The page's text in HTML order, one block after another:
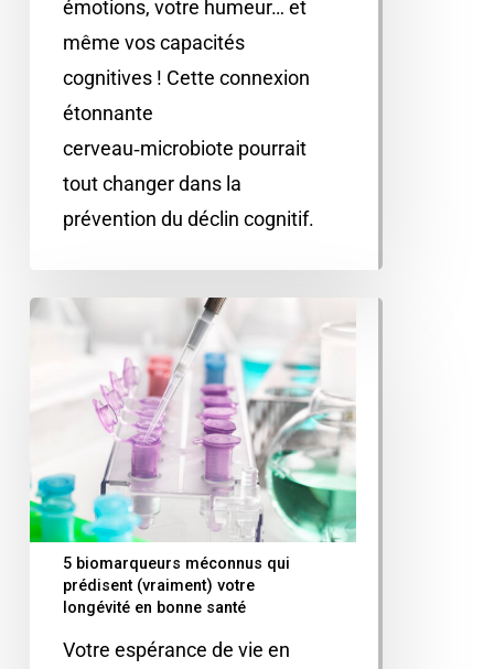
émotions, votre humeur… et
même vos capacités
cognitives ! Cette connexion
étonnante
cerveau‑microbiote pourrait
tout changer dans la
prévention du déclin cognitif.
5 biomarqueurs méconnus qui
prédisent (vraiment) votre
longévité en bonne santé
Votre espérance de vie en